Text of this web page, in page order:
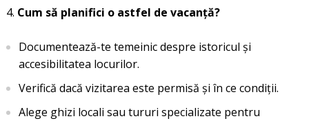
Cum să planifici o astfel de vacanță?
Documentează-te temeinic despre istoricul și
accesibilitatea locurilor.
Verifică dacă vizitarea este permisă și în ce condiții.
Alege ghizi locali sau tururi specializate pentru